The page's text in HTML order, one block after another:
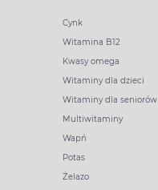
Cynk
Witamina B12
Kwasy omega
Witaminy dla dzieci
Witaminy dla seniorów
Multiwitaminy
Wapń
Potas
Żelazo